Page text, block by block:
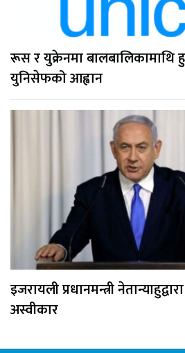
रूस र युक्रेनमा बालबालिकामाथि
युनिसेफको आह्वान
इजरायली प्रधानमन्त्री
अस्वीकार